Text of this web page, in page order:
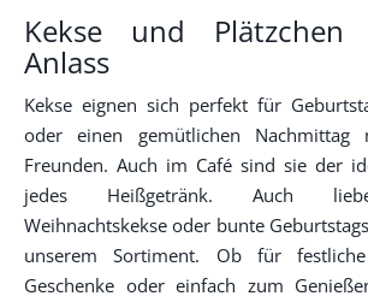
Kekse und
Anlass
Kekse eignen sich perfekt für
oder einen gemütlichen
Freunden. Auch im Café sind sie der
jedes Heißgetränk. Auch
Weihnachtskekse oder bunte
unserem Sortiment. Ob für
Geschenke oder einfach zum